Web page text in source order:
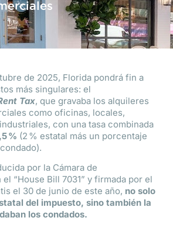
de 2025, Florida pondrá fin a
más singulares: el
Tax, que gravaba los alquileres
como oficinas, locales,
con una tasa combinada
% (2 % estatal más un porcentaje
por la Cámara de
“House Bill 7031” y firmada por el
el 30 de junio de este año, no solo
del impuesto, sino también la
los condados.